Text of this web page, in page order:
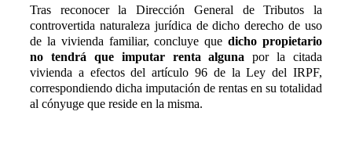
Tras reconocer la Dirección General de Tributos la
controvertida naturaleza jurídica de dicho derecho de uso
de la vivienda familiar, concluye quedicho propietario
no tendrá que imputar renta alguna por la citada
vivienda a efectos del artículo 96 de la Ley del IRPF,
correspondiendo dicha imputación de rentas en su totalidad
al cónyuge que reside en la misma.